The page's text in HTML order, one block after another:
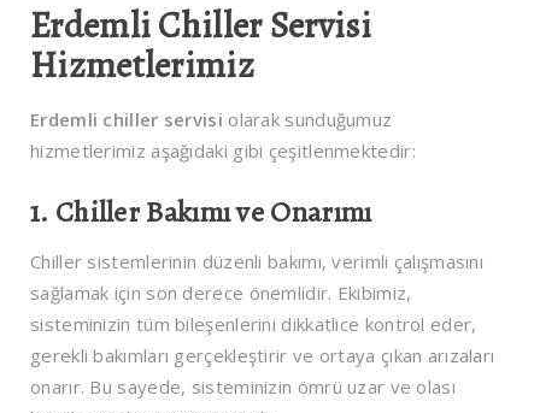
Erdemli Chiller Servisi
Hizmetlerimiz
Erdemli chiller servisi olarak sunduğumuz
hizmetlerimiz aşağıdaki gibi çeşitlenmektedir:
1. Chiller Bakımı ve Onarımı
Chiller sistemlerinin düzenli bakımı, verimli çalışmasını
sağlamak için son derece önemlidir. Ekibimiz,
sisteminizin tüm bileşenlerini dikkatlice kontrol eder,
gerekli bakımları gerçekleştirir ve ortaya çıkan arızaları
onarır. Bu sayede, sisteminizin ömrü uzar ve olası